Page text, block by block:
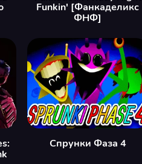
Funkin' [Фанкаделикс
ФНФ]
Спрунки Фаза 4